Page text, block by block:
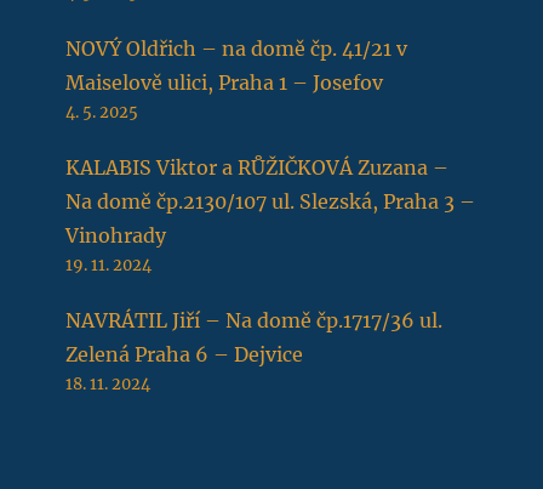
NOVÝ Oldřich – na domě čp. 41/21 v
Maiselově ulici, Praha 1 – Josefov
4. 5. 2025
KALABIS Viktor a RŮŽIČKOVÁ Zuzana –
Na domě čp.2130/107 ul. Slezská, Praha 3 –
Vinohrady
19. 11. 2024
NAVRÁTIL Jiří – Na domě čp.1717/36 ul.
Zelená Praha 6 – Dejvice
18. 11. 2024